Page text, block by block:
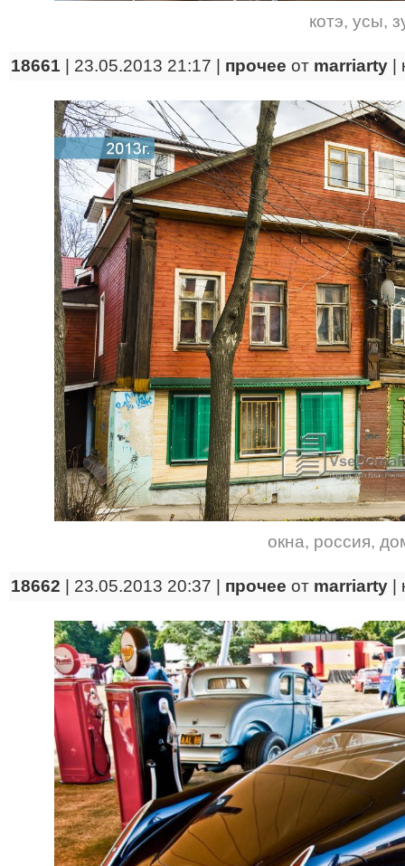
котэ, усы,
18661 | 23.05.2013 21:17 | прочее от marriarty
окна, россия,
18662 | 23.05.2013 20:37 | прочее от marriarty